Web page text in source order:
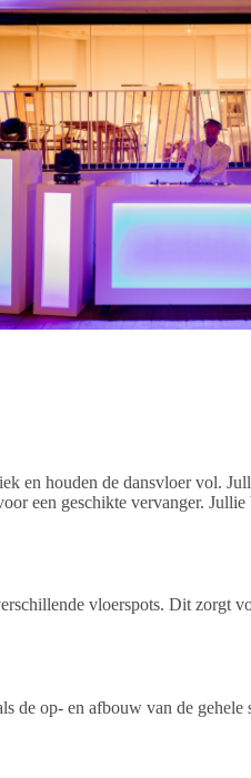
en houden de dansvloer vol.
een geschikte vervanger.
vloerspots. Dit zorgt
de op- en afbouw van de